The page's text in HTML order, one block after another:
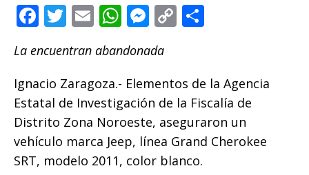
F
c
e
b
o
o
T
it
te
r
E
m
ai
l
W
h
at
s
A
p
p
M
e
ss
e
n
g
e
C
y
Li
n
k
p
ar
ti
r
La encuentran abandonada
Ignacio Zaragoza.- Elementos de la Agencia
Estatal de Investigación de la Fiscalía de
Distrito Zona Noroeste, aseguraron un
vehículo marca Jeep, línea Grand Cherokee
SRT, modelo 2011, color blanco.